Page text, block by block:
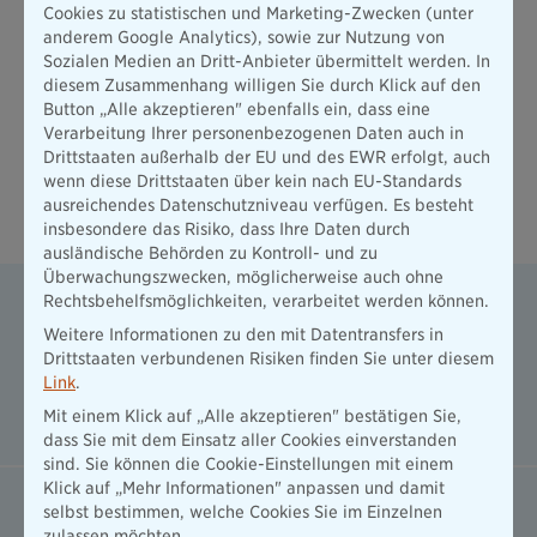
Versicherungsvertrag dar. Sollten Sie im Hinblick auf
Ihren Versicherungsvertrag unzufrieden sein, können Sie
sich an die in den Versicherungsunterlagen genannten
Ansprechpartner oder an das
Beschwerdemanagement der Bayerischenwenden.
Ihre Möglichkeiten der Kontaktaufnahme
per E-Mail
Senden Sie Ihren Hinweis per Mail an
Hinweisgeber@diebayerische.de
E-Mail erstellen
per Brief
Cookies zu statistischen und Marketing-Zwecken (unter
anderem Google Analytics), sowie zur Nutzung von
Sozialen Medien an Dritt-Anbieter übermittelt werden. In
diesem Zusammenhang willigen Sie durch Klick auf den
Button „Alle akzeptieren" ebenfalls ein, dass eine
Verarbeitung Ihrer personenbezogenen Daten auch in
Drittstaaten außerhalb der EU und des EWR erfolgt, auch
wenn diese Drittstaaten über kein nach EU-Standards
ausreichendes Datenschutzniveau verfügen. Es besteht
insbesondere das Risiko, dass Ihre Daten durch
ausländische Behörden zu Kontroll- und zu
Überwachungszwecken, möglicherweise auch ohne
Rechtsbehelfsmöglichkeiten, verarbeitet werden können.
Weitere Informationen zu den mit Datentransfers in
Drittstaaten verbundenen Risiken finden Sie unter diesem
Link.
Mit einem Klick auf „Alle akzeptieren" bestätigen Sie,
dass Sie mit dem Einsatz aller Cookies einverstanden
sind. Sie können die Cookie-Einstellungen mit einem
Klick auf „Mehr Informationen" anpassen und damit
selbst bestimmen, welche Cookies Sie im Einzelnen